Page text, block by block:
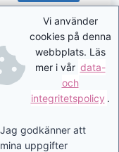
göra för att
läkare och
Vi använder
cookies på denna
webbplats. Läs
mer i vår data-
och
integritetspolicy .
Jag godkänner att
mina uppgifter